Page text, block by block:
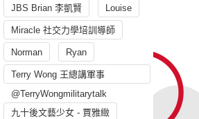
JBS Brian 李凱賢 Louise
Miracle 社交力學培訓導師
Norman Ryan
Terry Wong 王總講軍事
@TerryWongmilitarytalk
九十後文藝少女 - 賈雅緻